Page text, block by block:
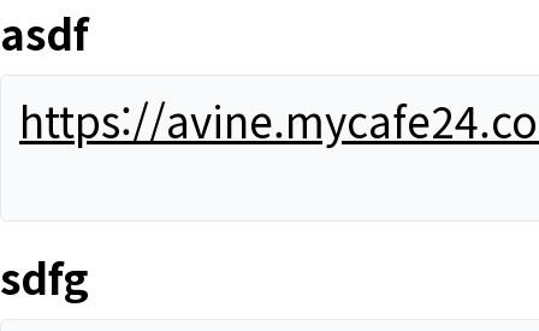
asdf
https://
sdfg